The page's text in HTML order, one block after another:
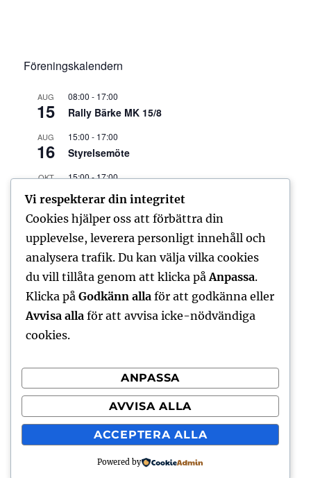
Föreningskalendern
AUG
15
08:00 - 17:00
Rally Bärke MK 15/8
AUG
16
15:00 - 17:00
Styrelsemöte
OKT
18
15:00-17:00
Styrelsemöte
DEC
6
15:00-17:00
Styrelsemöte
Visa kalender
FORUM – SENASTE INLÄGGEN
Drivs med WordPress
Vi respekterar din integritet
Cookies hjälper oss att förbättra din
upplevelse, leverera personligt innehåll och
analysera trafik. Du kan välja vilka cookies
du vill tillåta genom att klicka på Anpassa.
Klicka på Godkänn alla för att godkänna eller
Avvisa alla för att avvisa icke-nödvändiga
cookies.
ANPASSA
AVVISA ALLA
ACCEPTERA ALLA
Powered by